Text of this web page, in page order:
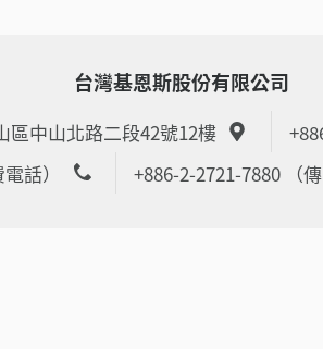
台灣基恩斯股份有限公司
區中山北路二段42號12樓
話）
+886-2-2721-7880 （傳